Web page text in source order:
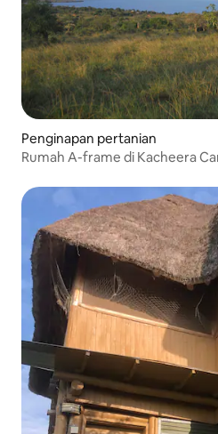
Penginapan pertanian
Rumah A-frame di Kacheera